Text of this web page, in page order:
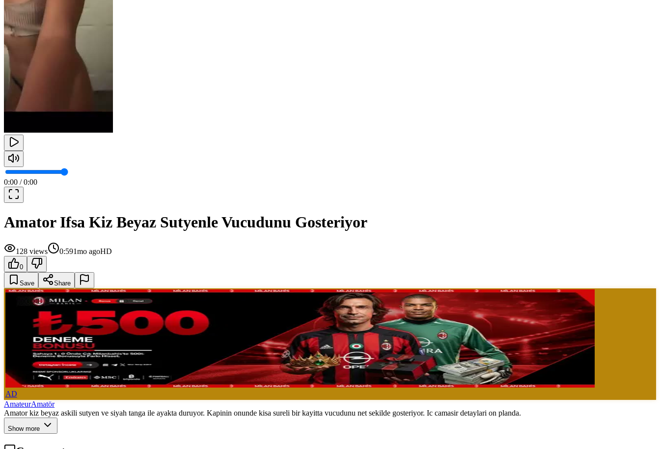
0:00 /0:00
Amator Ifsa Kiz Beyaz Sutyenle Vucudunu Gosteriyor
128 views 0:591mo agoHD
0
Save Share
AD
AmateurAmatör
Amator kiz beyaz askili sutyen ve siyah tanga ile ayakta duruyor. Kapinin onunde kisa sureli bir kayitta vucudunu net sekilde gosteriyor. Ic camasir detaylari on planda.
Show more